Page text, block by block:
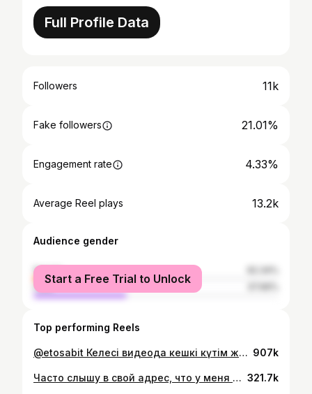
Full Profile Data
Followers 11k
Fake followers 21.01%
Engagement rate 4.33%
Average Reel plays 13.2k
Audience gender
female
male
Start a Free Trial to Unlock
Top performing Reels
@etosabit Келесі видеода кешкі күтім жайлы айтып беремін, сол үшін тіркеліп кет❤️‍🔥 Актуальный «уход🧴» ішінде барлық керек заттардың есімі. 907k
Часто слышу в свой адрес, что у меня итак идеальная кожа и «зачем я вообще ухаживаю за ней?». На самом деле, это результат стольких проб и ошибок, которым я могу гордиться🫂 Название продуктов и весь мой уход можете найти в актуальных «уход🧴» 321.7k